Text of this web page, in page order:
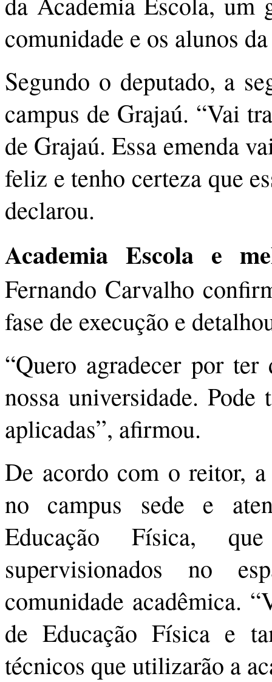
comunidade e os alunos
Segundo o deputado, a
campus de Grajaú. “Vai
de Grajaú. Essa emenda
feliz e tenho certeza que
declarou.
Academia Escola e
Fernando Carvalho
fase de execução e
“Quero agradecer por ter
nossa universidade.
aplicadas”, afirmou.
De acordo com o reitor,
no campus sede e
Educação Física,
supervisionados no
comunidade acadêmica.
de Educação Física e
técnicos que utilizarão a